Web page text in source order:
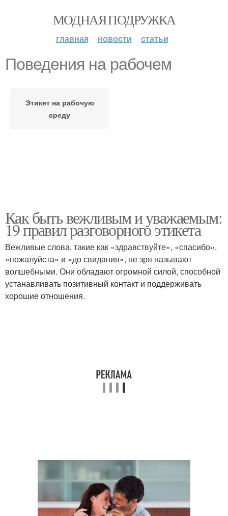
МОДНАЯ ПОДРУЖКА
главная новости статьи
Поведения на рабочем
Этикет на рабочую
среду
Как быть вежливым и уважаемым:
19 правил разговорного этикета
Вежливые слова, такие как «здравствуйте», «спасибо»,
«пожалуйста» и «до свидания», не зря называют
волшебными. Они обладают огромной силой, способной
устанавливать позитивный контакт и поддерживать
хорошие отношения.